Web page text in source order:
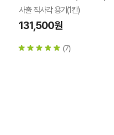
사출 직사각 용기(1칸)
131,500원
(7)